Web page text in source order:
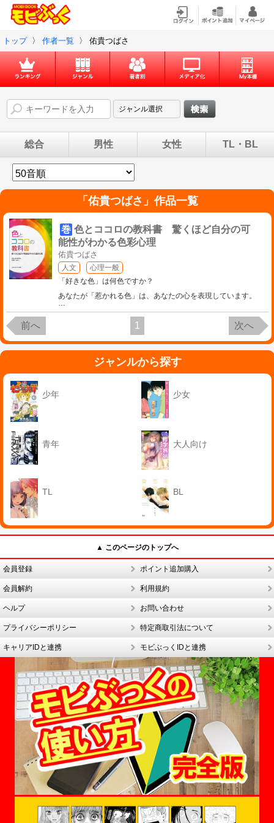
トップ 〉 作者一覧 〉 佑貴つばさ
総合 男性 女性 TL・BL
「 佑貴つばさ 」作品一覧
巻 色とココロの教科書 驚くほど自分の可
能性がわかる色彩心理
佑貴つばさ
人文
心理一般
「好きな色」は何色ですか？
あなたが「惹かれる色」は、あなたの心を表現しています。
…
前へ 1 次へ
ジャンルから探す
少年 少女
青年 大人向け
TL BL
▲ このページのトップへ
会員登録 ポイント追加購入
会員解約 利用規約
ヘルプ お問い合わせ
プライバシーポリシー 特定商取引法について
キャリアIDと連携 モビぶっくIDと連携